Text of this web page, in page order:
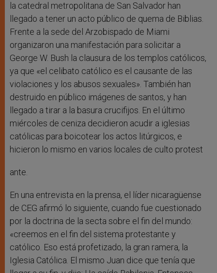
la catedral metropolitana de San Salvador han
llegado a tener un acto público de quema de Biblias.
Frente a la sede del Arzobispado de Miami
organizaron una manifestación para solicitar a
George W. Bush la clausura de los templos católicos,
ya que «el celibato católico es el causante de las
violaciones y los abusos sexuales». También han
destruido en público imágenes de santos, y han
llegado a tirar a la basura crucifijos. En el último
miércoles de ceniza decidieron acudir a iglesias
católicas para boicotear los actos litúrgicos, e
hicieron lo mismo en varios locales de culto protest
ante.
En una entrevista en la prensa, el líder nicaragüense
de CEG afirmó lo siguiente, cuando fue cuestionado
por la doctrina de la secta sobre el fin del mundo:
«creemos en el fin del sistema protestante y
católico. Eso está profetizado, la gran ramera, la
Iglesia Católica. El mismo Juan dice que tenía que